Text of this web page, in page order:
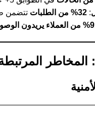
: 32% من الطلبات
تتضمن
في أقل من 20 دقيقة
المخاطر